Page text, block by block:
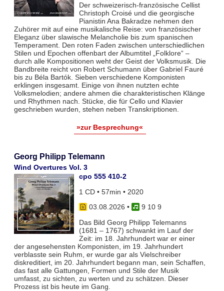
Der schweizerisch-französische Cellist
Christoph Croisé und die georgische
Pianistin Ana Bakradze nehmen den
Zuhörer mit auf eine musikalische Reise: von französischer
Eleganz über slawische Melancholie bis zum spanischen
Temperament. Den roten Faden zwischen unterschiedlichen
Stilen und Epochen offenbart der Albumtitel „Folklore“ –
durch alle Kompositionen weht der Geist der Volksmusik. Die
Bandbreite reicht von Robert Schumann über Gabriel Fauré
bis zu Béla Bartók. Sieben verschiedene Komponisten
erklingen insgesamt. Einige von ihnen nutzten echte
Volksmelodien; andere ahmen die charakteristischen Klänge
und Rhythmen nach. Stücke, die für Cello und Klavier
geschrieben wurden, stehen neben Transkriptionen.
»zur Besprechung«
Georg Philipp Telemann
Wind Overtures Vol. 3
cpo 555 410-2
1 CD • 57min • 2020
03.08.2026 •
9 10 9
Das Bild Georg Philipp Telemanns
(1681 – 1767) schwankt im Lauf der
Zeit: im 18. Jahrhundert war er einer
der angesehensten Komponisten, im 19. Jahrhundert
verblasste sein Ruhm, er wurde gar als Vielschreiber
diskreditiert, im 20. Jahrhundert begann man, sein Schaffen,
das fast alle Gattungen, Formen und Stile der Musik
umfasst, zu sichten, zu werten und zu schätzen. Dieser
Prozess ist bis heute im Gang.